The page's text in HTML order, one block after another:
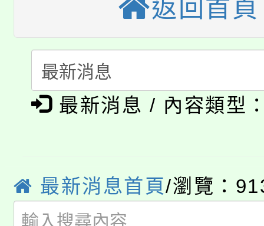
程，歡迎學生輔導中心
心理、諮商輔導、社會
系所師生報名參加。
縣市「校園短影音徵
門員」簡章及活動海報
踴躍報名參加。
要點
「桃園市補助參觀特色
展演活動實施計畫」
115年度「教育部表揚
義教育推展貢獻獎」
公告本校115學年度第
生本土語及新住民語歌
公告本校115學年度第
代理(課)教師甄選結果(
公告本校115學年度第
返回首頁
最新消息 / 內容類型
最新消息首頁/瀏覽：